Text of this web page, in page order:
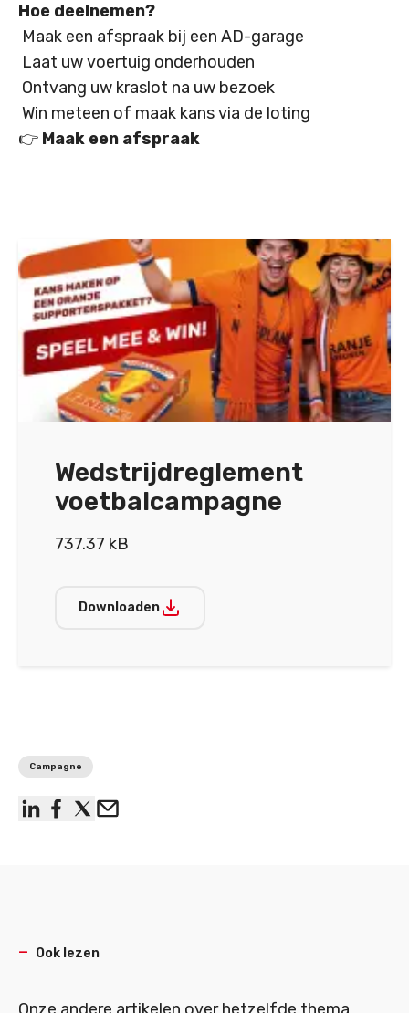
Hoe deelnemen?
Maak een afspraak bij een AD-garage
Laat uw voertuig onderhouden
Ontvang uw kraslot na uw bezoek
Win meteen of maak kans via de loting
👉 Maak een afspraak
Wedstrijdreglement
voetbalcampagne
737.37 kB
Downloaden
Campagne
Ook lezen